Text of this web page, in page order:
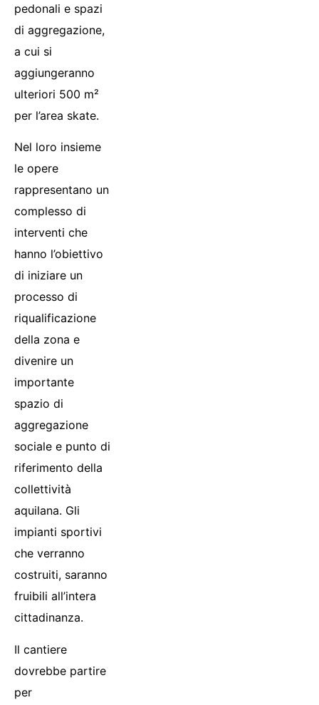
pedonali e spazi
di aggregazione,
a cui si
aggiungeranno
ulteriori 500 m²
per l’area skate.
Nel loro insieme
le opere
rappresentano un
complesso di
interventi che
hanno l’obiettivo
di iniziare un
processo di
riqualificazione
della zona e
divenire un
importante
spazio di
aggregazione
sociale e punto di
riferimento della
collettività
aquilana. Gli
impianti sportivi
che verranno
costruiti, saranno
fruibili all’intera
cittadinanza.
Il cantiere
dovrebbe partire
per